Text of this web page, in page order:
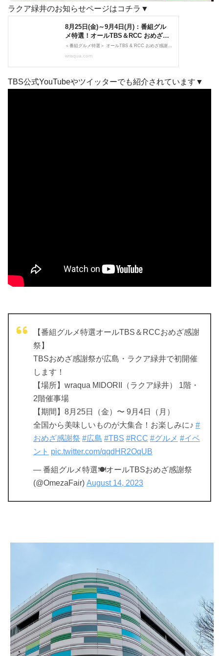
ラクア緑井のお知らせページはコチラ▼
TBS公式YouTubeやツイッターでも紹介されています▼
【番組グルメ特選オールTBS＆RCCおめざ感謝
祭】
TBSおめざ感謝祭が広島・ラクア緑井で初開催
します！
【場所】wraqua MIDORII（ラクア緑井） 1階・
2階催事場
【期間】8月25日（金）〜 9月4日（月）
全国から美味しいものが大集合！お楽しみに♪ #
おめざ感謝祭 #広島 #TBS #RCC #グルメ #イベ
ント pic.twitter.com/qqdHR2OqUB
— 番組グルメ特選🍽オールTBSおめざ感謝祭
(@OmezaFair) August 14, 2023